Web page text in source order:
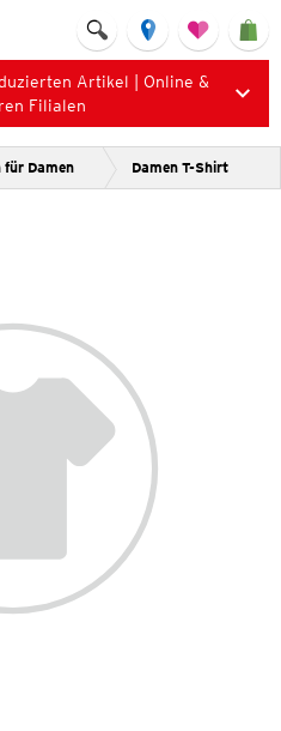
Artikel | Online &
Filialen
für Damen Damen T-Shirt